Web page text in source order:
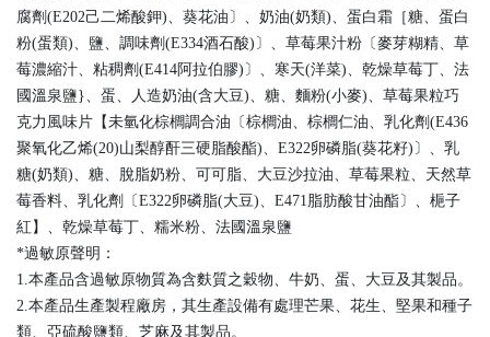
腐劑(E202己二烯酸鉀)、葵花油〕、奶油(奶類)、蛋白霜［糖、蛋白
粉(蛋類)、鹽、調味劑(E334酒石酸)〕、草莓果汁粉〔麥芽糊精、草
莓濃縮汁、粘稠劑(E414阿拉伯膠)〕、寒天(洋菜)、乾燥草莓丁、法
國溫泉鹽}、蛋、人造奶油(含大豆)、糖、麵粉(小麥)、草莓果粒巧
克力風味片【未氫化棕櫚調合油〔棕櫚油、棕櫚仁油、乳化劑(E436
聚氧化乙烯(20)山梨醇酐三硬脂酸酯)、E322卵磷脂(葵花籽)〕、乳
糖(奶類)、糖、脫脂奶粉、可可脂、大豆沙拉油、草莓果粒、天然草
莓香料、乳化劑〔E322卵磷脂(大豆)、E471脂肪酸甘油酯〕、梔子
紅】、乾燥草莓丁、糯米粉、法國溫泉鹽
*過敏原聲明：
1.本產品含過敏原物質為含麩質之穀物、牛奶、蛋、大豆及其製品。
2.本產品生產製程廠房，其生產設備有處理芒果、花生、堅果和種子
類、亞硫酸鹽類、芝麻及其製品。